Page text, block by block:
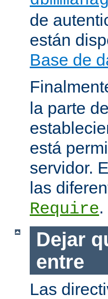
de
están
Base de
la parte
está
servidor.
las
Require.
Dejar
entre
Las